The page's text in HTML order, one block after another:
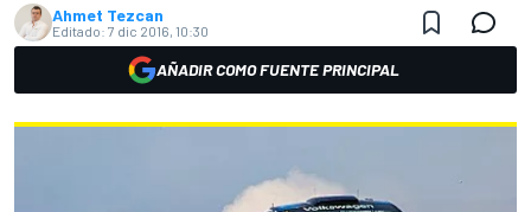
Ahmet Tezcan
Editado: 7 dic 2016, 10:30
AÑADIR COMO FUENTE PRINCIPAL